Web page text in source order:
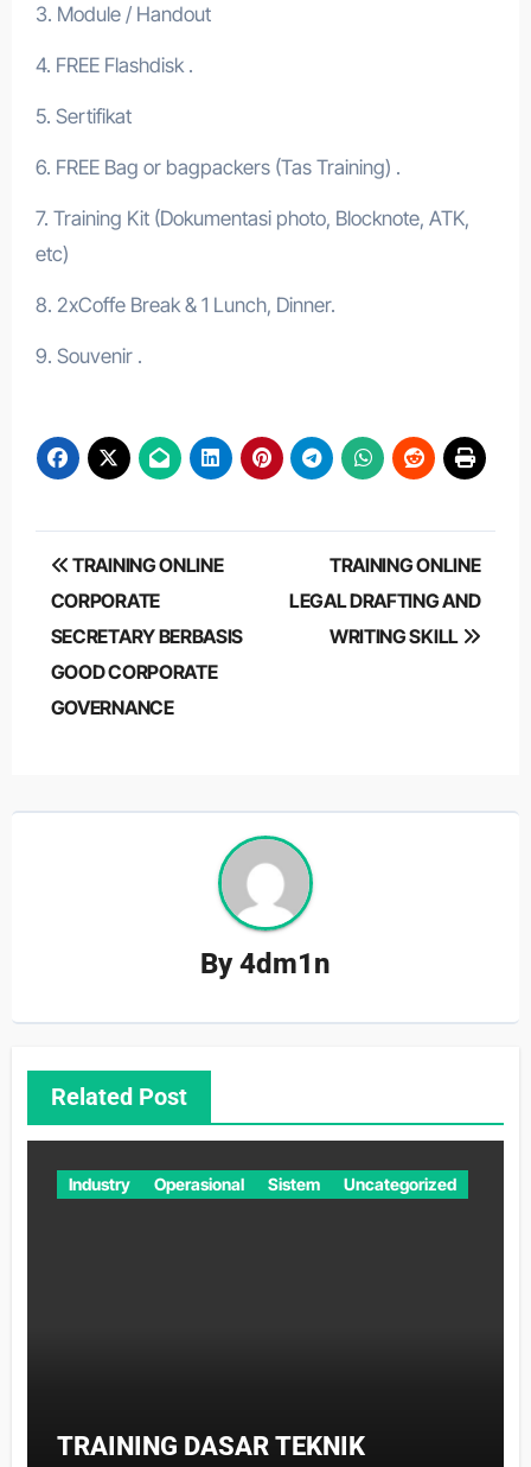
3. Module / Handout
4. FREE Flashdisk .
5. Sertifikat
6. FREE Bag or bagpackers (Tas Training) .
7. Training Kit (Dokumentasi photo, Blocknote, ATK,
etc)
8. 2xCoffe Break & 1 Lunch, Dinner.
9. Souvenir .
Post
navigation
TRAINING ONLINE
CORPORATE
SECRETARY BERBASIS
GOOD CORPORATE
GOVERNANCE
TRAINING ONLINE
LEGAL DRAFTING AND
WRITING SKILL
By4dm1n
Related Post
Industry Operasional Sistem Uncategorized
TRAINING DASAR TEKNIK